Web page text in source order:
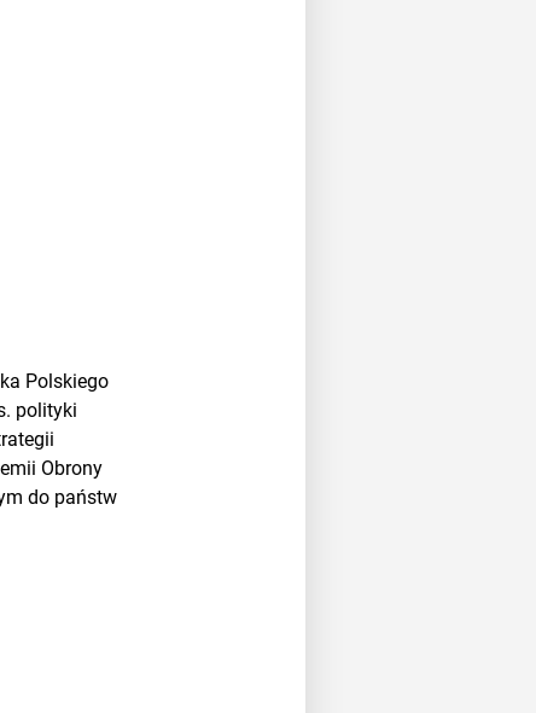
Polskiego
polityki
Obrony
do państw